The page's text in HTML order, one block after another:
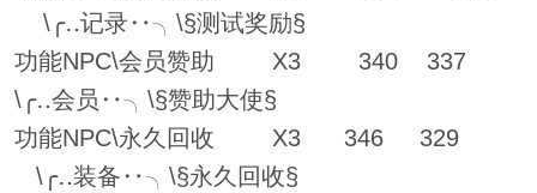
\╭‥记录‥╮\§测试奖励§
功能NPC\会员赞助 X3 340 337
\╭‥会员‥╮\§赞助大使§
功能NPC\永久回收 X3 346 329
\╭‥装备‥╮\§永久回收§